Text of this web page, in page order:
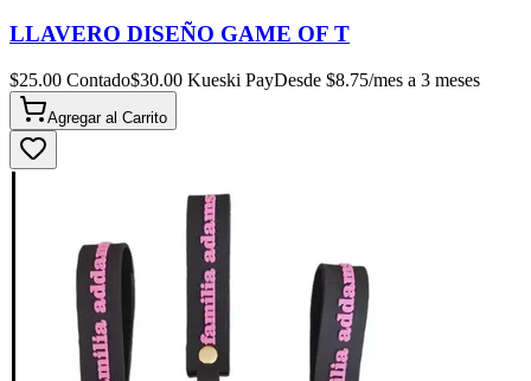
LLAVERO DISEÑO GAME OF T
$25.00 Contado$30.00 Kueski PayDesde $8.75/mes a 3 meses
Agregar al Carrito